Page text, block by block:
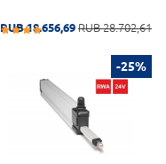
RUB 18.656,69 RUB 28.702,61
-25%